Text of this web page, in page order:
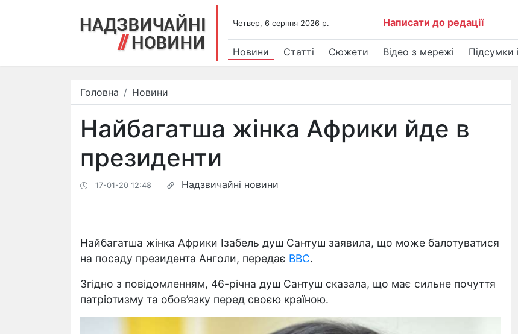
Четвер, 6 серпня 2026 р. Написати до редації
Новини Статті Сюжети Відео з мережі Підсумки
Головна Новини
Найбагатша жінка Африки йде в
президенти
17-01-20 12:48 Надзвичайні новини
Найбагатша жінка Африки Ізабель душ Сантуш заявила, що може балотуватися
на посаду президента Анголи, передає ВВС.
Згідно з повідомленням, 46-річна душ Сантуш сказала, що має сильне почуття
патріотизму та обов’язку перед своєю країною.